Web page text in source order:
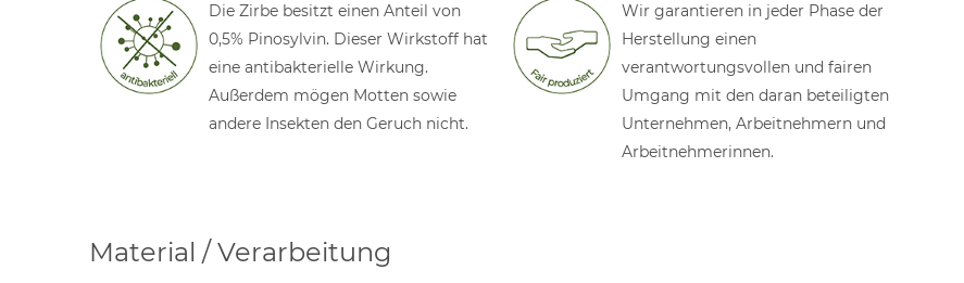
Die Zirbe besitzt einen Anteil von
0,5% Pinosylvin. Dieser Wirkstoff hat
eine antibakterielle Wirkung.
Außerdem mögen Motten sowie
andere Insekten den Geruch nicht.
Wir garantieren in jeder Phase der
Herstellung einen
verantwortungsvollen und fairen
Umgang mit den daran beteiligten
Unternehmen, Arbeitnehmern und
Arbeitnehmerinnen.
Material / Verarbeitung